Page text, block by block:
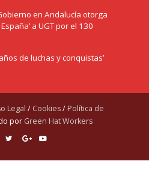
en Andalucía otorga
a UGT por el 130
de luchas y conquistas’
Legal / Cookies/ Política de
por Green Hat Workers